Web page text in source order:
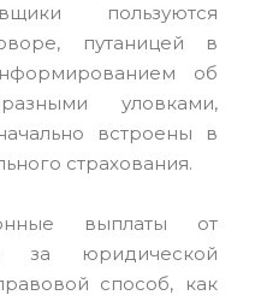
пользуются
путаницей в
об
уловками,
встроены в
страхования.
выплаты от
за юридической
способ, как